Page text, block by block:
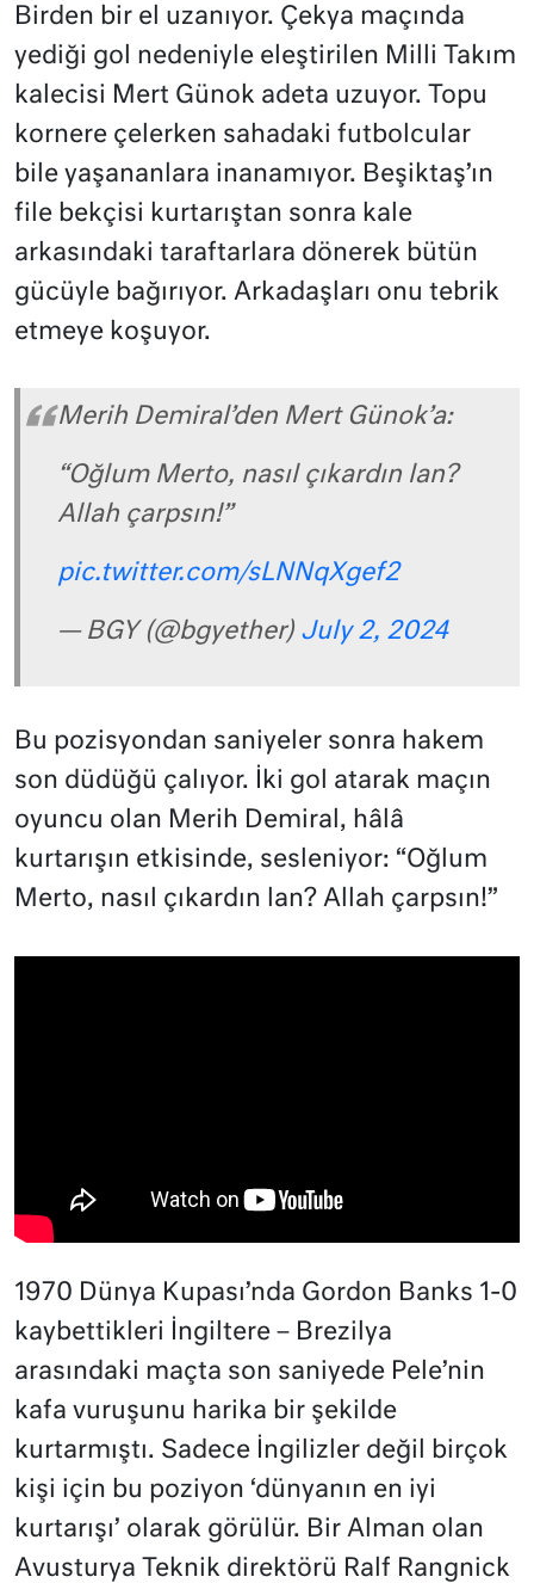
Birden bir el uzanıyor. Çekya maçında
yediği gol nedeniyle eleştirilen Milli Takım
kalecisi Mert Günok adeta uzuyor. Topu
kornere çelerken sahadaki futbolcular
bile yaşananlara inanamıyor. Beşiktaş’ın
file bekçisi kurtarıştan sonra kale
arkasındaki taraftarlara dönerek bütün
gücüyle bağırıyor. Arkadaşları onu tebrik
etmeye koşuyor.
Merih Demiral’den Mert Günok’a:
“Oğlum Merto, nasıl çıkardın lan?
Allah çarpsın!”
pic.twitter.com/sLNNqXgef2
— BGY (@bgyether) July 2, 2024
Bu pozisyondan saniyeler sonra hakem
son düdüğü çalıyor. İki gol atarak maçın
oyuncu olan Merih Demiral, hâlâ
kurtarışın etkisinde, sesleniyor: “Oğlum
Merto, nasıl çıkardın lan? Allah çarpsın!”
1970 Dünya Kupası’nda Gordon Banks 1-0
kaybettikleri İngiltere – Brezilya
arasındaki maçta son saniyede Pele’nin
kafa vuruşunu harika bir şekilde
kurtarmıştı. Sadece İngilizler değil birçok
kişi için bu poziyon ‘dünyanın en iyi
kurtarışı’ olarak görülür. Bir Alman olan
Avusturya Teknik direktörü Ralf Rangnick